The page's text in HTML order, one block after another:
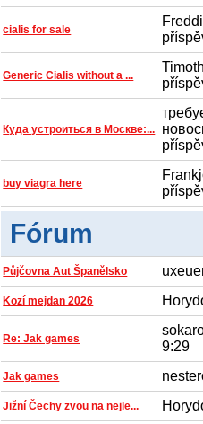
cialis for sale
Generic Cialis without a ...
Куда устроиться в Москве:...
buy viagra here
Fórum
Půjčovna Aut Španělsko
Kozí mejdan 2026
Re: Jak games
9:29
Jak games
Jižní Čechy zvou na nejle...